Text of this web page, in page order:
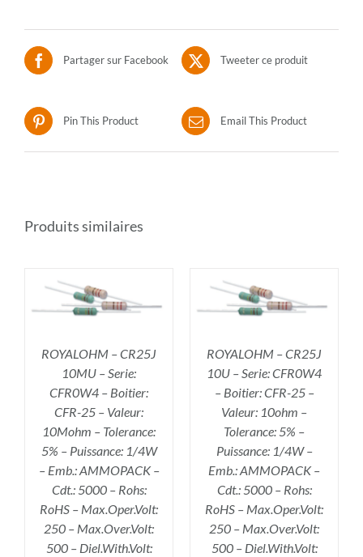
Partager sur Facebook Tweeter ce produit
Pin This Product Email This Product
Produits similaires
ROYALOHM – CR25J
10MU – Serie:
CFR0W4 – Boitier:
CFR-25 – Valeur:
10Mohm – Tolerance:
5% – Puissance: 1/4W
– Emb.: AMMOPACK –
Cdt.: 5000 – Rohs:
RoHS – Max.Oper.Volt:
250 – Max.Over.Volt:
500 – Diel.With.Volt:
AJOUTER AU PANIER
/
DÉTAILS
ROYALOHM – CR25J
10U – Serie: CFR0W4
– Boitier: CFR-25 –
Valeur: 10ohm –
Tolerance: 5% –
Puissance: 1/4W –
Emb.: AMMOPACK –
Cdt.: 5000 – Rohs:
RoHS – Max.Oper.Volt:
250 – Max.Over.Volt:
500 – Diel.With.Volt: